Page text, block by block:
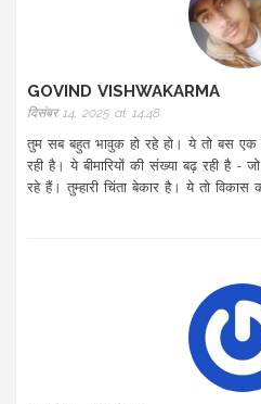
GOVIND VISHWAKARMA
दिसंबर 14, 2025 at 14:48
तुम सब बहुत भावुक हो रहे हो। ये तो बस एक
रही है। ये बीमारियों की संख्या बढ़ रही है -
रहे हैं। तुम्हारी चिंता बेकार है। ये तो विकास